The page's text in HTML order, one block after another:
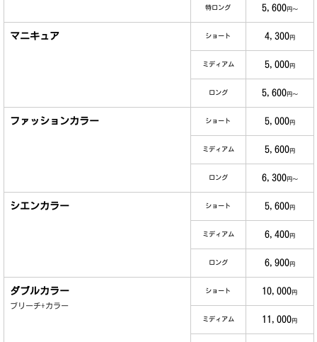
特ロング 5,600円～
マニキュア ショート 4,300円
ミディアム 5,000円
ロング 5,600円～
ファッションカラー ショート 5,000円
ミディアム 5,600円
ロング 6,300円～
シエンカラー ショート 5,600円
ミディアム 6,400円
ロング 6,900円
ダブルカラー
ブリーチ+カラー
ショート 10,000円
ミディアム 11,000円